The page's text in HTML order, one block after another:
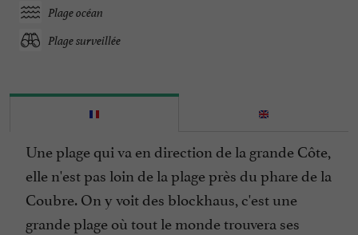
Plage océan
Plage surveillée
Une plage qui va en direction de la grande Côte,
elle n'est pas loin de la plage près du phare de la
Coubre. On y voit des blockhaus, c'est une
grande plage où tout le monde trouvera ses